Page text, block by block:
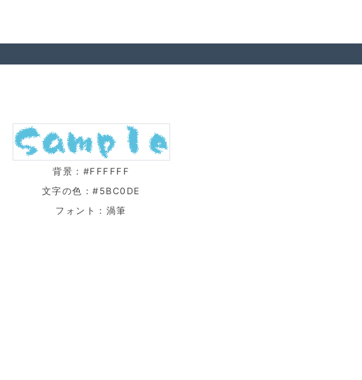
背景：#FFFFFF
文字の色：#5BC0DE
フォント：渦筆